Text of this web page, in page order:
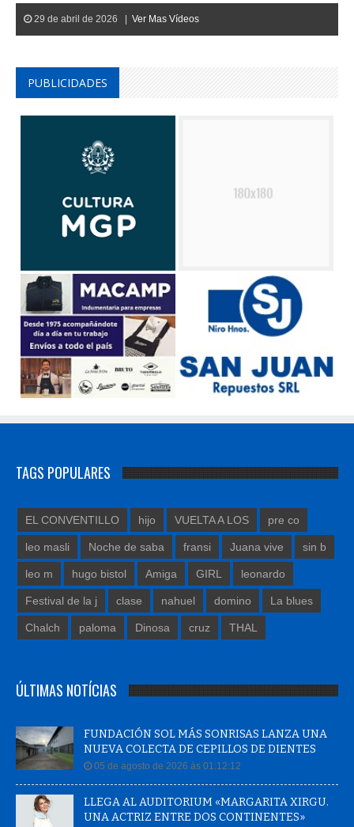
29 de abril de 2026 | Ver Mas Vídeos
PUBLICIDADES
TAGS POPULARES
EL CONVENTILLO hijo VUELTA A LOS pre co
leo masli Noche de saba fransi Juana vive sin b
leo m hugo bistol Amiga GIRL leonardo
Festival de la j clase nahuel domino La blues
Chalch paloma Dinosa cruz THAL
ÚLTIMAS NOTÍCIAS
FUNDACIÓN SOL MÁS SONRISAS LANZA UNA
NUEVA COLECTA DE CEPILLOS DE DIENTES
05 de agosto de 2026 às 01:12:12
LLEGA AL AUDITORIUM «MARGARITA XIRGU.
UNA ACTRIZ ENTRE DOS CONTINENTES»